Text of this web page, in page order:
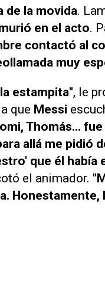
de la movida.
en el acto.
contactó al
muy
estampita", le
que Messi
Thomás...
allá me pidió
que él había
el animador.
Honestamente,